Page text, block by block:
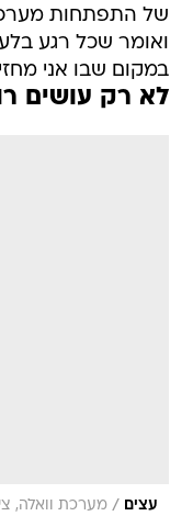
של התפתחות
ואומר שכל רגע
במקום שבו אני
לא רק עושים
עצים / מערכת וואלה,